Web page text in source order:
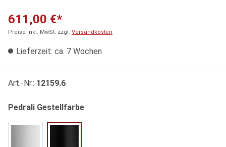
611,00 €*
Preise inkl. MwSt. zzgl. Versandkosten
Lieferzeit: ca. 7 Wochen
Art.-Nr.: 12159.6
Pedrali Gestellfarbeauswählen